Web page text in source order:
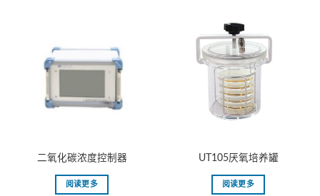
二氧化碳浓度控制器
阅读更多
UT105厌氧培养罐
阅读更多